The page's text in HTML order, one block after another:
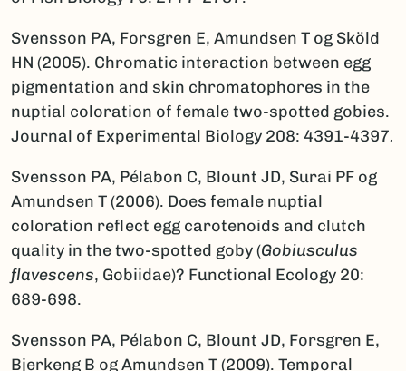
Svensson PA, Forsgren E, Amundsen T og Sköld
HN (2005). Chromatic interaction between egg
pigmentation and skin chromatophores in the
nuptial coloration of female two-spotted gobies.
Journal of Experimental Biology 208: 4391-4397.
Svensson PA, Pélabon C, Blount JD, Surai PF og
Amundsen T (2006). Does female nuptial
coloration reflect egg carotenoids and clutch
quality in the two-spotted goby (Gobiusculus
flavescens, Gobiidae)? Functional Ecology 20:
689-698.
Svensson PA, Pélabon C, Blount JD, Forsgren E,
Bjerkeng B og Amundsen T (2009). Temporal